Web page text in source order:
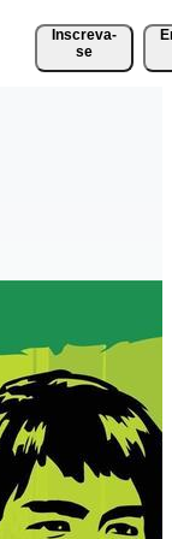
Inscreva-
se